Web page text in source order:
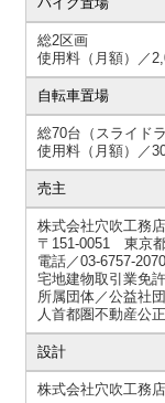
総2区画
使用料（月額）／
自転車置場
総70台（スライド
使用料（月額）／
売主
株式会社穴吹工務
〒151-0051 東京
電話／03-6757-2070
宅地建物取引業免
所属団体／公益社
人首都圏不動産公
設計
株式会社穴吹工務